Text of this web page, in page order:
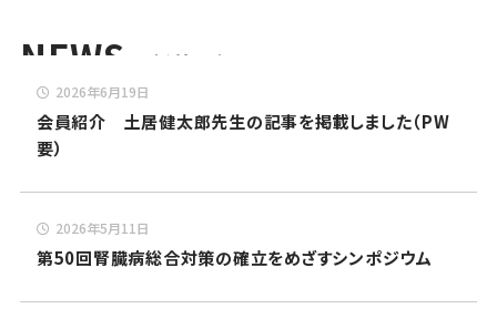
NEWS -新着情報-
2026年6月19日
会員紹介 土居健太郎先生の記事を掲載しました（PW
要）
2026年5月11日
第50回腎臓病総合対策の確立をめざすシンポジウム